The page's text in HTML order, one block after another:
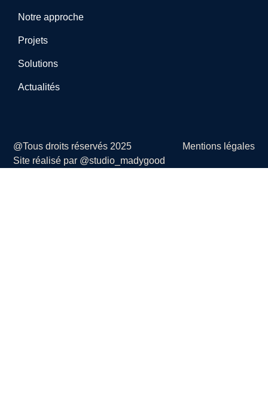
Notre approche
Projets
Solutions
Actualités
@Tous droits réservés 2025
Mentions légales
Site réalisé par @studio_madygood